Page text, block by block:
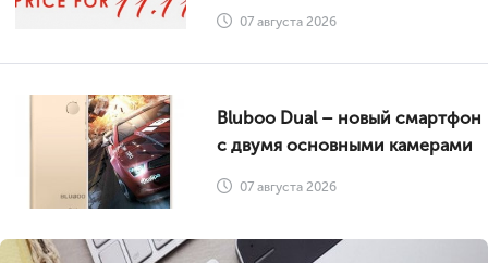
07 августа 2026
Bluboо Dual – новый смартфон
с двумя основными камерами
07 августа 2026